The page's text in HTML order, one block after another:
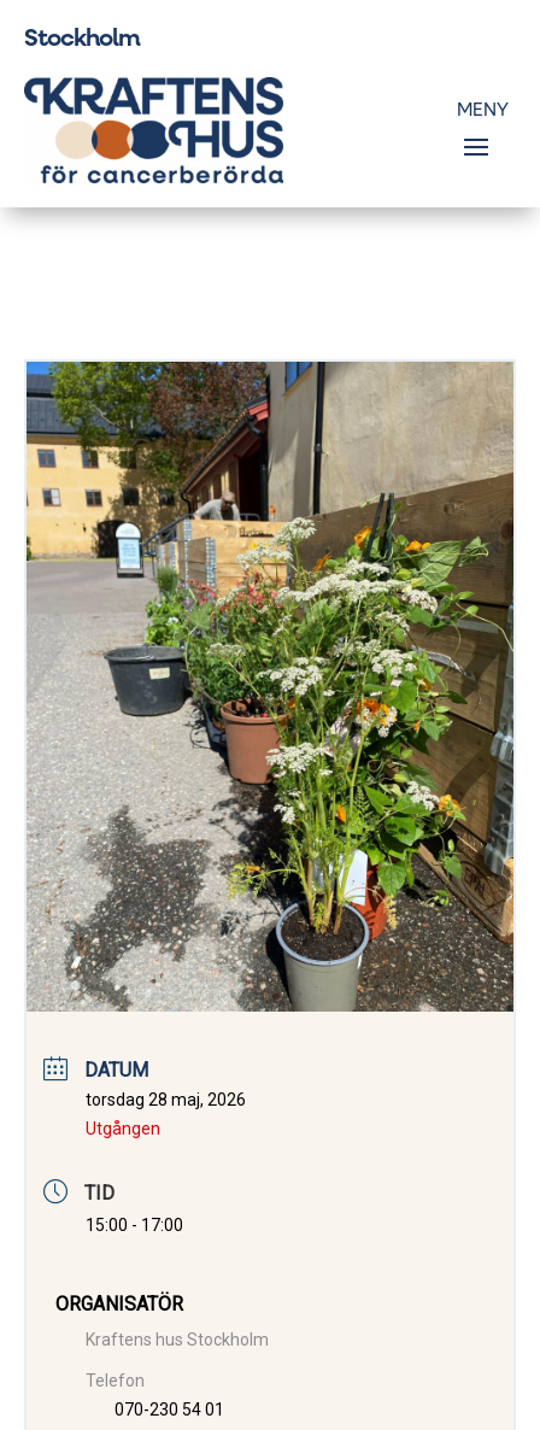
Stockholm
DATUM
torsdag 28 maj, 2026
Utgången
TID
15:00 - 17:00
ORGANISATÖR
Kraftens hus Stockholm
Telefon
070-230 54 01